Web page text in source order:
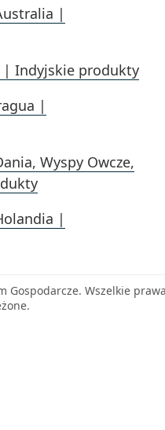
|
| Indyjskie produkty
|
Wyspy Owcze,
|
Gospodarcze. Wszelkie